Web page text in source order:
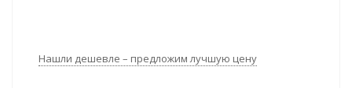
Нашли дешевле – предложим лучшую цену